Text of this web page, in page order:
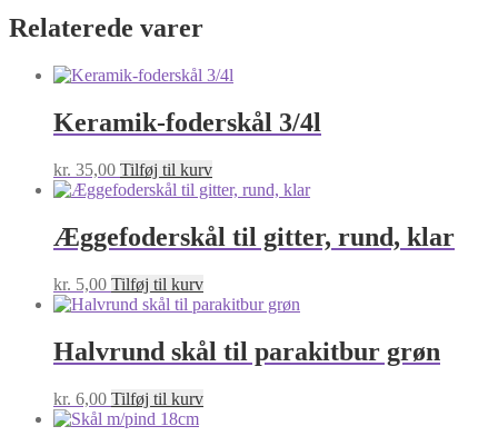
Relaterede varer
Keramik-foderskål 3/4l
kr. 35,00 Tilføj til kurv
Æggefoderskål til gitter, rund, klar
kr. 5,00 Tilføj til kurv
Halvrund skål til parakitbur grøn
kr. 6,00 Tilføj til kurv